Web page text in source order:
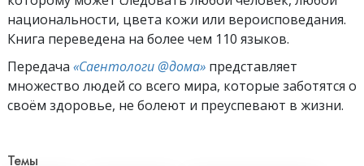
национальности, цвета кожи или вероисповедания.
Книга переведена на более чем 110 языков.
Передача «Саентологи @дома» представляет
множество людей со всего мира, которые заботятся о
своём здоровье, не болеют и преуспевают в жизни.
Темы